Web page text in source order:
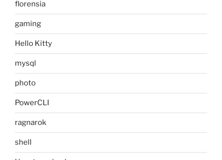
florensia
gaming
Hello Kitty
mysql
photo
PowerCLI
ragnarok
shell